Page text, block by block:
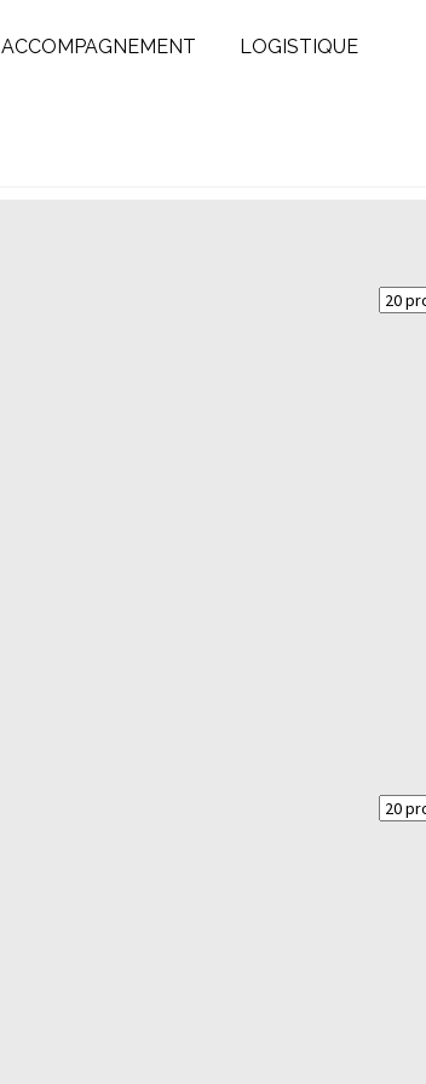
ACCOMPAGNEMENT LOGISTIQUE